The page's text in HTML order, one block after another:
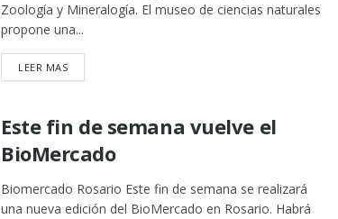
Zoología y Mineralogía. El museo de ciencias naturales
propone una...
LEER MASDETAILS
Este fin de semana vuelve el
BioMercado
Biomercado Rosario Este fin de semana se realizará
una nueva edición del BioMercado en Rosario. Habrá